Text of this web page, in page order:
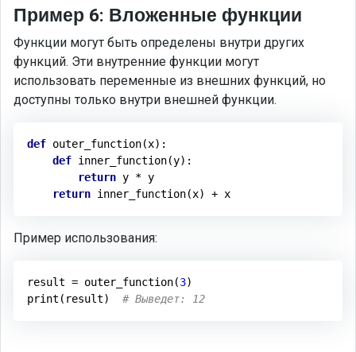
Пример 6: Вложенные функции
Функции могут быть определены внутри других
функций. Эти внутренние функции могут
использовать переменные из внешних функций, но
доступны только внутри внешней функции.
def outer_function(x) :
def inner_function(y) :
return y * y
return
Пример использования:
result = outer_function(3)
print(result) # Выведет: 12